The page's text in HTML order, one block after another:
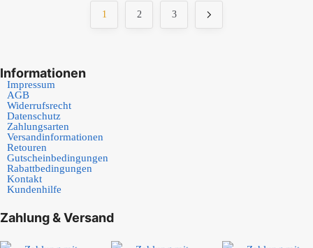
1 2 3
Informationen
Impressum
AGB
Widerrufsrecht
Datenschutz
Zahlungsarten
Versandinformationen
Retouren
Gutscheinbedingungen
Rabattbedingungen
Kontakt
Kundenhilfe
Zahlung & Versand